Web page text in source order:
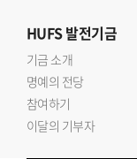
HUFS발전기금
기금 소개
명예의 전당
참여하기
이달의 기부자